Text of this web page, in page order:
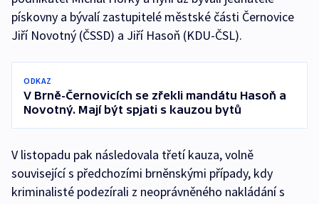
pískovny a bývalí zastupitelé městské části Černovice
Jiří Novotný (ČSSD) a Jiří Hasoň (KDU-ČSL).
ODKAZ
V Brně-Černovicích se zřekli mandátu Hasoň a
Novotný. Mají být spjati s kauzou bytů
V listopadu pak následovala třetí kauza, volně
související s předchozími brněnskými případy, kdy
kriminalisté podezírali z neoprávněného nakládání s